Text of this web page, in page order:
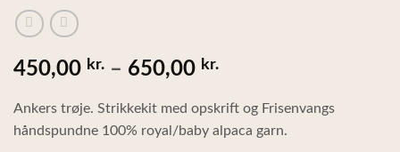
450,00 kr. – 650,00 kr.Prisinterval:
450,00 kr.
til
Ankers trøje. Strikkekit med opskrift og Frisenvangs
håndspundne 100% royal/baby alpaca garn.